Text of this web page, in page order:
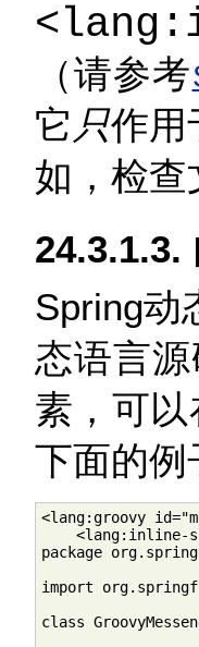
（请参考
它 只作用
如，检
24.3.1.3.
Spring动
态语言
素，可
下面的例
<lang:groovy
<lang:inline-
package
import
class